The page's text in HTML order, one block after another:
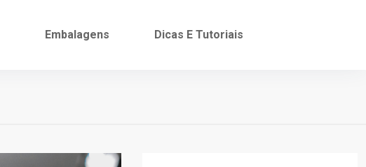
Embalagens Dicas E Tutoriais